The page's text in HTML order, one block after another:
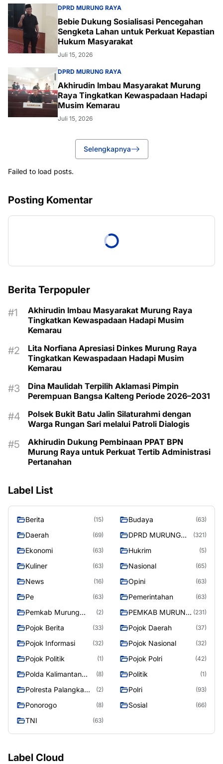
DPRD MURUNG RAYA
Bebie Dukung Sosialisasi Pencegahan
Sengketa Lahan untuk Perkuat Kepastian
Hukum Masyarakat
Juli 15, 2026
DPRD MURUNG RAYA
Akhirudin Imbau Masyarakat Murung
Raya Tingkatkan Kewaspadaan Hadapi
Musim Kemarau
Juli 15, 2026
Selengkapnya
Failed to load posts.
Posting Komentar
Berita Terpopuler
Akhirudin Imbau Masyarakat Murung Raya
Tingkatkan Kewaspadaan Hadapi Musim
Kemarau
Lita Norfiana Apresiasi Dinkes Murung Raya
Tingkatkan Kewaspadaan Hadapi Musim
Kemarau
Dina Maulidah Terpilih Aklamasi Pimpin
Perempuan Bangsa Kalteng Periode 2026–2031
Polsek Bukit Batu Jalin Silaturahmi dengan
Warga Rungan Sari melalui Patroli Dialogis
Akhirudin Dukung Pembinaan PPAT BPN
Murung Raya untuk Perkuat Tertib Administrasi
Pertanahan
Label List
Berita (15) Budaya (63)
Daerah (69)
DPRD MURUNG
(321)
Ekonomi (63) Hukrim (5)
Kuliner (63) Nasional (65)
News (16) Opini (63)
Pe (63) Pemerintahan (63)
Pemkab Murung
(2)
PEMKAB MURUNG (231)
Pojok Berita (33) Pojok Daerah (37)
Pojok Informasi (32) Pojok Nasional (32)
Pojok Politik (1) Pojok Polri (42)
Polda Kalimantan
(8) Politik (1)
Polresta Palangka
(2) Polri (93)
Ponorogo (8) Sosial (66)
TNI (63)
Label Cloud